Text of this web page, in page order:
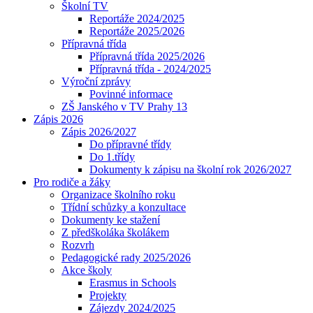
Školní TV
Reportáže 2024/2025
Reportáže 2025/2026
Přípravná třída
Přípravná třída 2025/2026
Přípravná třída - 2024/2025
Výroční zprávy
Povinné informace
ZŠ Janského v TV Prahy 13
Zápis 2026
Zápis 2026/2027
Do přípravné třídy
Do 1.třídy
Dokumenty k zápisu na školní rok 2026/2027
Pro rodiče a žáky
Organizace školního roku
Třídní schůzky a konzultace
Dokumenty ke stažení
Z předškoláka školákem
Rozvrh
Pedagogické rady 2025/2026
Akce školy
Erasmus in Schools
Projekty
Zájezdy 2024/2025